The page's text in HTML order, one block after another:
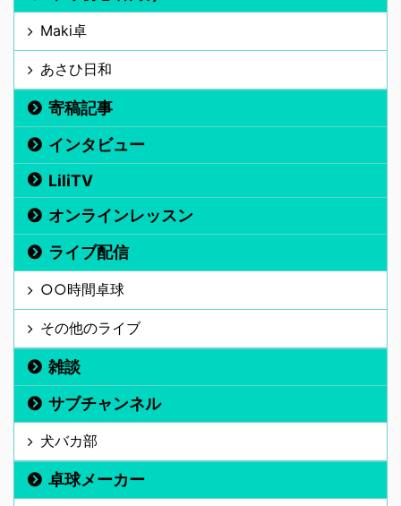
Maki卓
あさひ日和
寄稿記事
インタビュー
LiliTV
オンラインレッスン
ライブ配信
○○時間卓球
その他のライブ
雑談
サブチャンネル
犬バカ部
卓球メーカー